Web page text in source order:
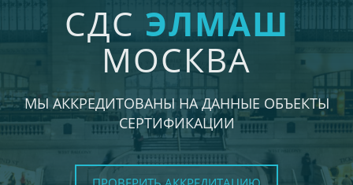
СДС ЭЛМАШ
МОСКВА
МЫ АККРЕДИТОВАНЫ НА ДАННЫЕ ОБЪЕКТЫ
СЕРТИФИКАЦИИ